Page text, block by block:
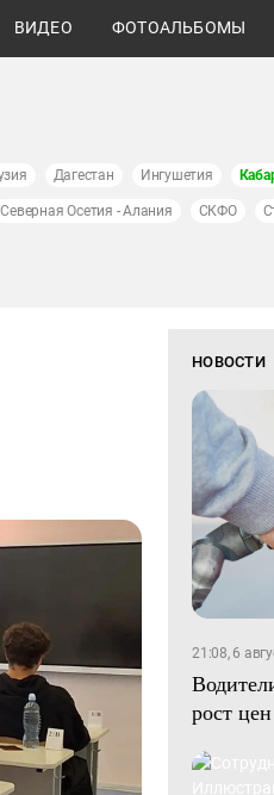
ВИДЕО ФОТОАЛЬБОМЫ
Дагестан Ингушетия
Северная Осетия - Алания СКФО
НОВОСТИ
21:08, 6
рост